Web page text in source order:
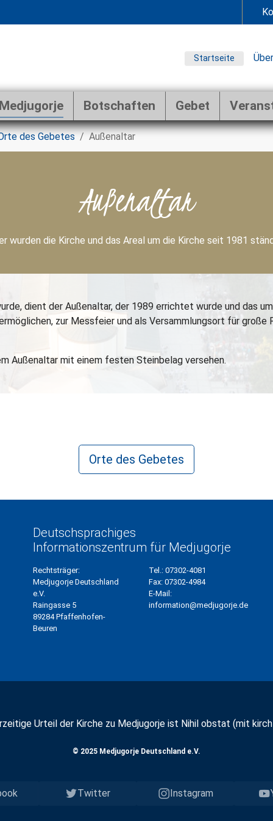
Startseite
Botschaften Gebet
des Gebetes Außenaltar
Außenaltar
wurden die Kirche und das Areal um die Kirche seit 1981
dient der Außenaltar, der 1989 errichtet wurde und das
zur Messfeier und als Versammlungsort für große
Außenaltar mit einem festen Steinbelag versehen.
Orte des Gebetes
Deutschsprachiges
Informationszentrum für Medjugorje
Rechtsträger:
Medjugorje Deutschland
e.V.
Raingasse 5
89284 Pfaffenhofen-
Beuren
Tel.: 07302-4081
Fax: 07302-4984
E-Mail:
information@medjugorje.de
Urteil der Kirche zu Medjugorje ist Nihil obstat (mit
© 2025 Medjugorje Deutschland e.V.
Twitter Instagram